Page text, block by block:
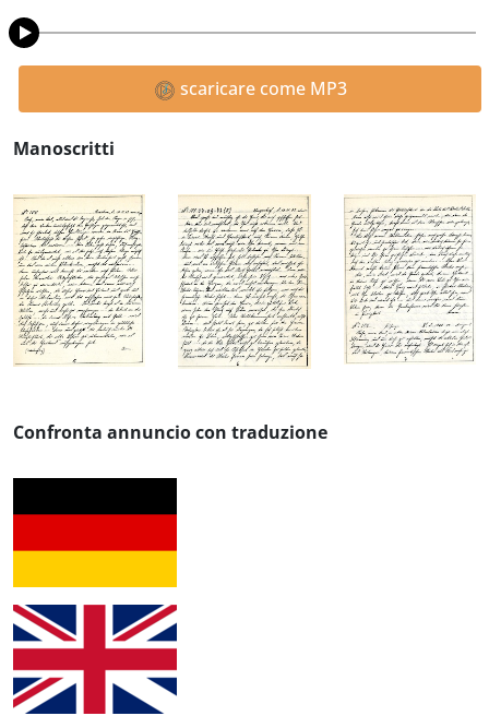
scaricare come MP3
Manoscritti
Confronta annuncio con traduzione